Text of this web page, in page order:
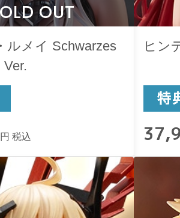
OUT
ルメイ Schwarzes
円 税込
ヒン